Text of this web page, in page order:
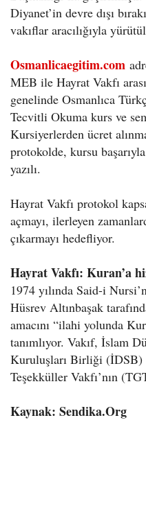
Diyanet’in devre dışı
vakıflar aracılığıyla
Osmanlicaegitim.com
MEB ile Hayrat Vakfı
genelinde Osmanlıca
Tecvitli Okuma kurs ve
Kursiyerlerden ücret
protokolde, kursu
yazılı.
Hayrat Vakfı protokol
açmayı, ilerleyen
çıkarmayı hedefliyor.
Hayrat Vakfı: Kuran’a
1974 yılında Said-i
Hüsrev Altınbaşak
amacını “ilahi yolunda
tanımlıyor. Vakıf, İslam
Kuruluşları Birliği (İDSB)
Teşekküller Vakfı’nın
Kaynak: Sendika.Org